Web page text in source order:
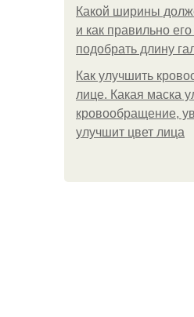
Какой ширины
и как правильно
подобрать длину
Как улучшить
лице. Какая маска
кровообращение,
улучшит цвет лица